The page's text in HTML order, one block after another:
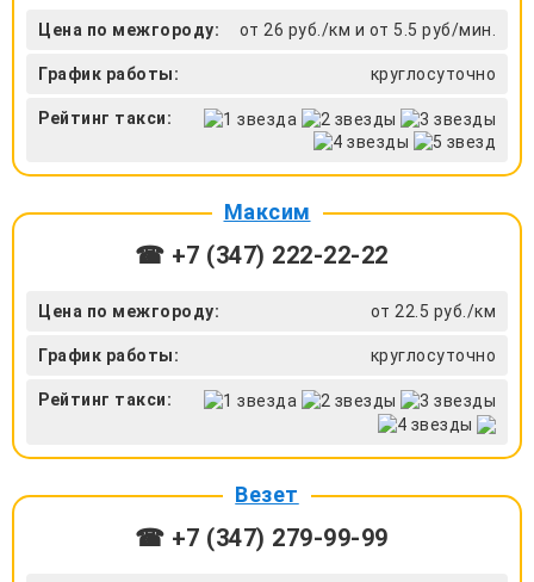
Цена по межгороду: от 26 руб./км и от 5.5 руб/мин.
График работы: круглосуточно
Рейтинг такси:
Максим
☎ +7 (347) 222-22-22
Цена по межгороду: от 22.5 руб./км
График работы: круглосуточно
Рейтинг такси:
Везет
☎ +7 (347) 279-99-99